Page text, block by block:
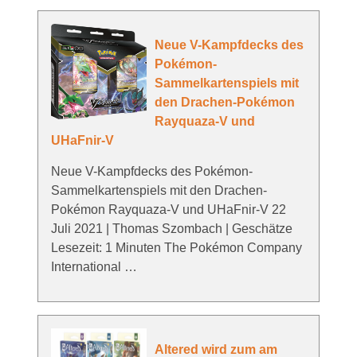
Neue V-Kampfdecks des
Pokémon-
Sammelkartenspiels mit
den Drachen-Pokémon
Rayquaza-V und
UHaFnir-V
Neue V-Kampfdecks des Pokémon-
Sammelkartenspiels mit den Drachen-
Pokémon Rayquaza-V und UHaFnir-V 22
Juli 2021 | Thomas Szombach | Geschätze
Lesezeit: 1 Minuten The Pokémon Company
International …
Altered wird zum am